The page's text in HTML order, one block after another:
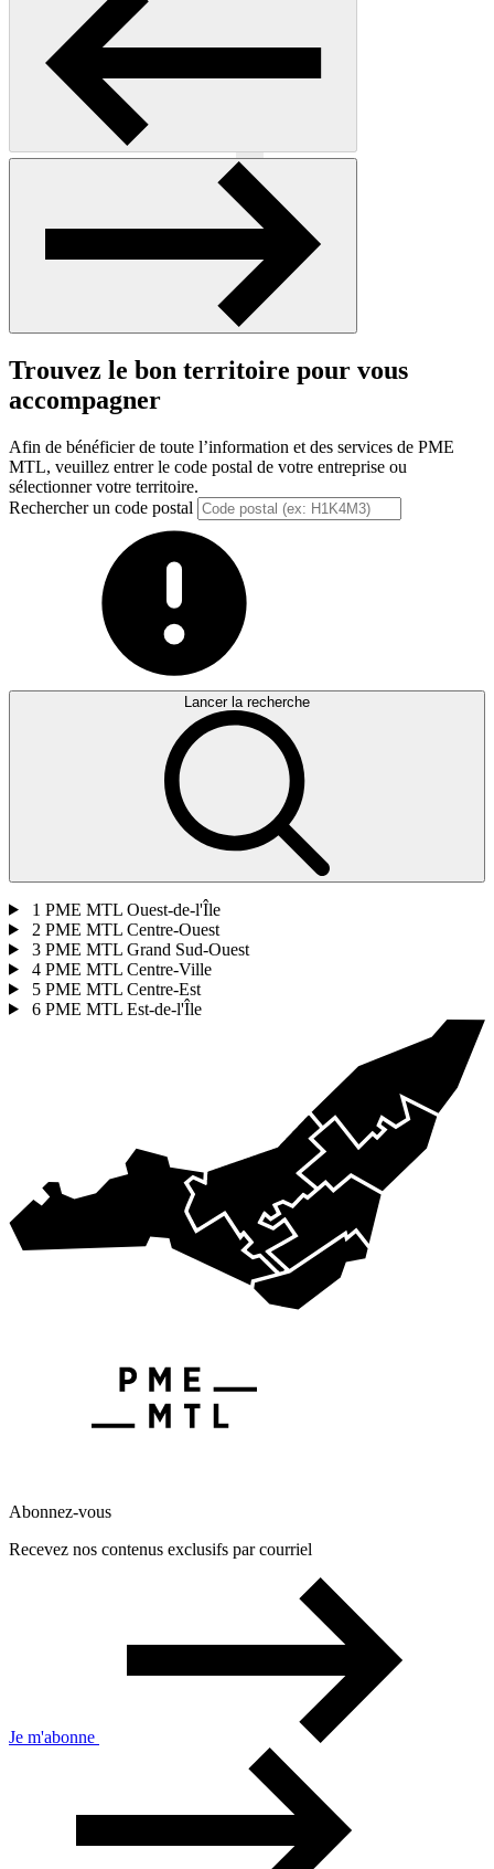
Précédent
Trouvez le bon territoire pour vous
accompagner
Afin de bénéficier de toute l’information et des services de PME
MTL, veuillez entrer le code postal de votre entreprise ou
sélectionner votre territoire.
Rechercher un code postal
Lancer la recherche
1 PME MTL Ouest-de-l'Île
2 PME MTL Centre-Ouest
3 PME MTL Grand Sud-Ouest
4 PME MTL Centre-Ville
5 PME MTL Centre-Est
6 PME MTL Est-de-l'Île
Abonnez-vous
Recevez nos contenus exclusifs par courriel
Je m'abonne